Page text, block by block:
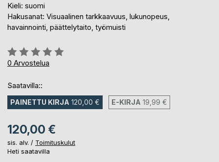
Kieli: suomi
Hakusanat: Visuaalinen tarkkaavuus, lukunopeus,
havainnointi, päättelytaito, työmuisti
Arvostelu::
0%
0 Arvostelua
Saatavilla::
PAINETTU KIRJA 120,00 € E-KIRJA 19,99 €
120,00 €
sis. alv. / Toimituskulut
Heti saatavilla